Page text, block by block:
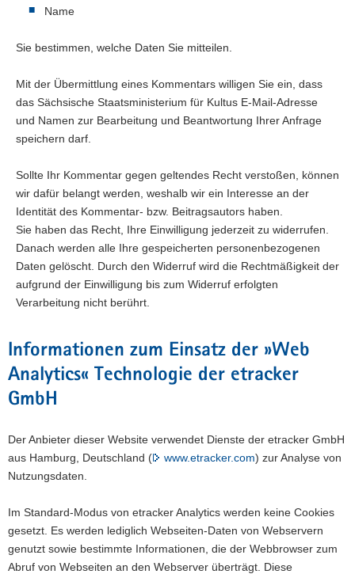
Name
Sie bestimmen, welche Daten Sie mitteilen.
Mit der Übermittlung eines Kommentars willigen Sie ein, dass
das Sächsische Staatsministerium für Kultus E-Mail-Adresse
und Namen zur Bearbeitung und Beantwortung Ihrer Anfrage
speichern darf.
Sollte Ihr Kommentar gegen geltendes Recht verstoßen, können
wir dafür belangt werden, weshalb wir ein Interesse an der
Identität des Kommentar- bzw. Beitragsautors haben.
Sie haben das Recht, Ihre Einwilligung jederzeit zu widerrufen.
Danach werden alle Ihre gespeicherten personenbezogenen
Daten gelöscht. Durch den Widerruf wird die Rechtmäßigkeit der
aufgrund der Einwilligung bis zum Widerruf erfolgten
Verarbeitung nicht berührt.
Informationen zum Einsatz der »Web
Analytics« Technologie der etracker
GmbH
Der Anbieter dieser Website verwendet Dienste der etracker GmbH
aus Hamburg, Deutschland (
www.etracker.com) zur Analyse von
Nutzungsdaten.
Im Standard-Modus von etracker Analytics werden keine Cookies
gesetzt. Es werden lediglich Webseiten-Daten von Webservern
genutzt sowie bestimmte Informationen, die der Webbrowser zum
Abruf von Webseiten an den Webserver überträgt. Diese